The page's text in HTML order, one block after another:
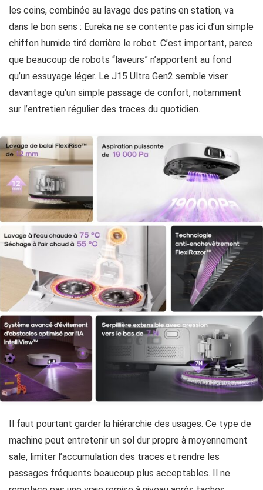
les coins, combinée au lavage des patins en station, va
dans le bon sens : Eureka ne se contente pas ici d’un simple
chiffon humide tiré derrière le robot. C’est important, parce
que beaucoup de robots “laveurs” n’apportent au fond
qu’un essuyage léger. Le J15 Ultra Gen2 semble viser
davantage qu’un simple passage de confort, notamment
sur l’entretien régulier des traces du quotidien.
Il faut pourtant garder la hiérarchie des usages. Ce type de
machine peut entretenir un sol dur propre à moyennement
sale, limiter l’accumulation des traces et rendre les
passages fréquents beaucoup plus acceptables. Il ne